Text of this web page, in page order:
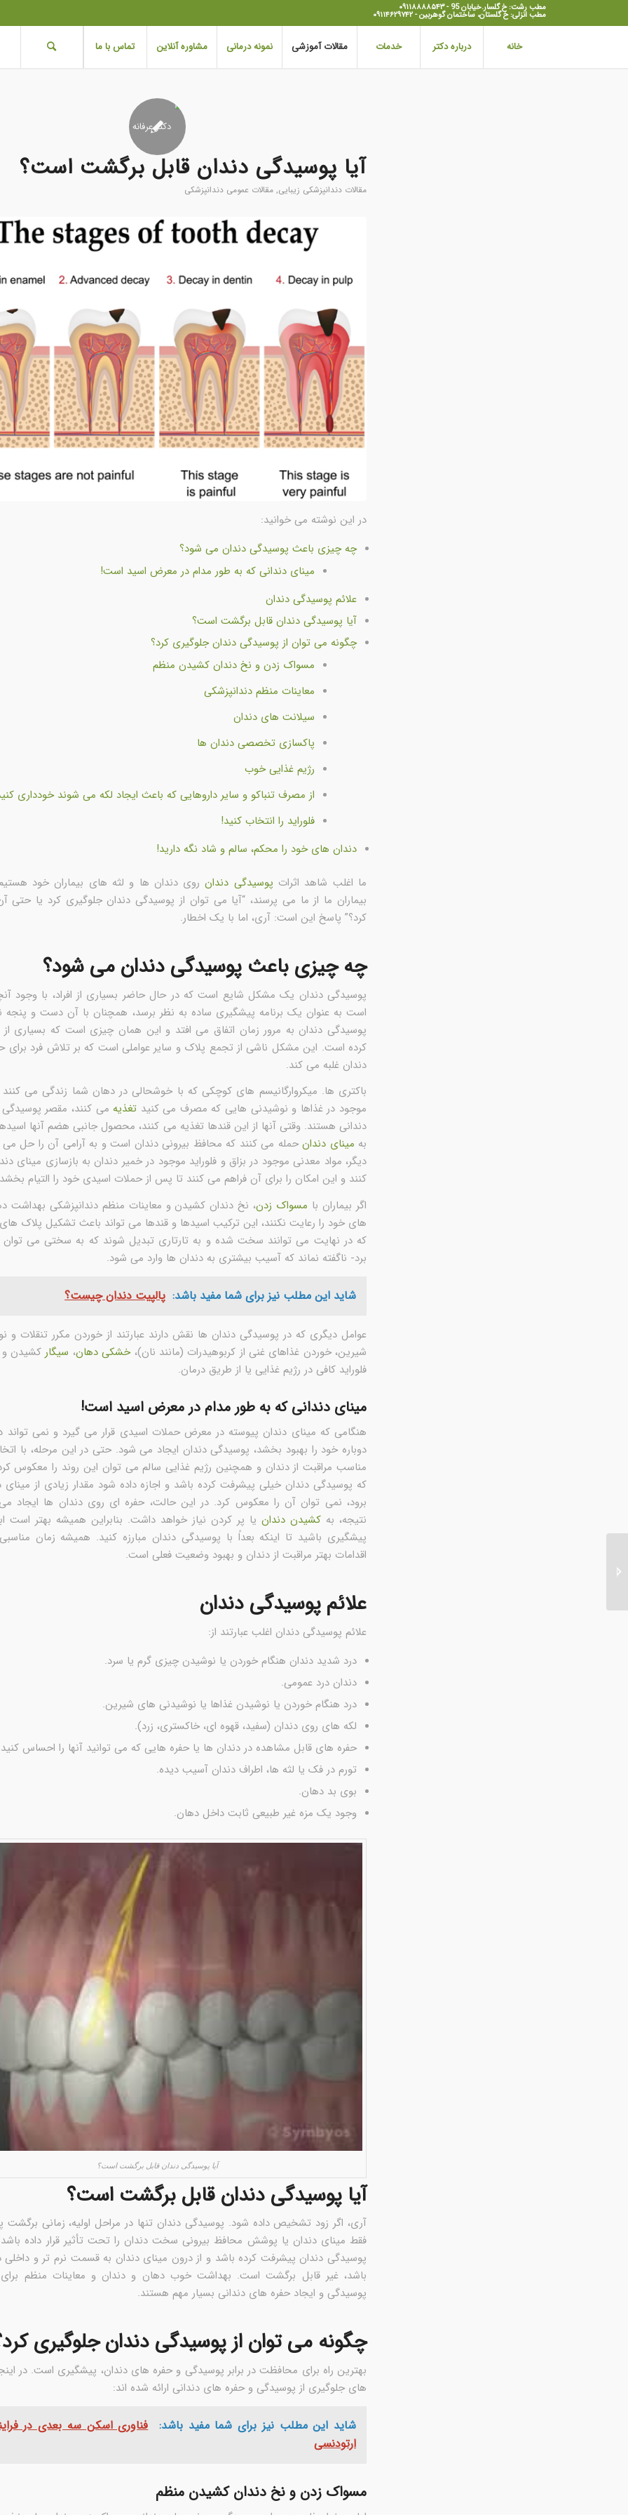
مطب رشت: خ گلسار.خیابان 95 - ۰۹۱۱۸۸۸۸۵۴۳
مطب انزلی: خ گلستان، ساختمان گوهربین - ۰۹۱۱۴۶۲۹۷۴۲
خانه درباره دکتر خدمات مقالات آموزشی نمونه درمانی مشاوره آنلاین تماس با ما
آیا پوسیدگی دندان قابل برگشت است؟
مقالات دندانپزشکی زیبایی, مقالات عمومی دندانپزشکی
در این نوشته می خوانید:
چه چیزی باعث پوسیدگی دندان می شود؟
مینای دندانی که به طور مدام در معرض اسید است!
علائم پوسیدگی دندان
آیا پوسیدگی دندان قابل برگشت است؟
چگونه می توان از پوسیدگی دندان جلوگیری کرد؟
مسواک زدن و نخ دندان کشیدن منظم
معاینات منظم دندانپزشکی
سیلانت های دندان
پاکسازی تخصصی دندان ها
رژیم غذایی خوب
از مصرف تنباکو و سایر داروهایی که باعث ایجاد لکه می شوند خودداری
فلوراید را انتخاب کنید!
دندان های خود را محکم، سالم و شاد نگه دارید!
ما اغلب شاهد اثرات پوسیدگی دندانروی دندان ها و لثه های بیماران خود
بیماران ما از ما می پرسند، “آیا می توان از پوسیدگی دندان جلوگیری کرد یا حتی
کرد؟” پاسخ این است: آری، اما با یک اخطار.
چه چیزی باعث پوسیدگی دندان می شود؟
پوسیدگی دندان یک مشکل شایع است که در حال حاضر بسیاری از افراد، با وجود
است به عنوان یک برنامه پیشگیری ساده به نظر برسد، همچنان با آن دست و پنجه
پوسیدگی دندان به مرور زمان اتفاق می افتد و این همان چیزی است که بسیاری از
کرده است. این مشکل ناشی از تجمع پلاک و سایر عواملی است که بر تلاش فرد
دندان غلبه می کند.
باکتری ها. میکروارگانیسم های کوچکی که با خوشحالی در دهان شما زندگی می کنند
موجود در غذاها و نوشیدنی هایی که مصرف می کنید تغذیه می کنند، مقصر
دندانی هستند. وقتی آنها از این قندها تغذیه می کنند، محصول جانبی هضم آنها
به مینای دندان حمله می کنند که محافظ بیرونی دندان است و به آرامی آن را حل
دیگر، مواد معدنی موجود در بزاق و فلوراید موجود در خمیر دندان به بازسازی مینای
کنند و این امکان را برای آن فراهم می کنند تا پس از حملات اسیدی خود را التیام
اگر بیماران با مسواک زدن، نخ دندان کشیدن و معاینات منظم دندانپزشکی بهداشت
های خود را رعایت نکنند، این ترکیب اسیدها و قندها می تواند باعث تشکیل پلاک
که در نهایت می توانند سخت شده و به تارتاری تبدیل شوند که به سختی می توان
برد- ناگفته نماند که آسیب بیشتری به دندان ها وارد می شود.
شاید این مطلب نیز برای شما مفید باشد: پالپیت دندان چیست؟
عوامل دیگری که در پوسیدگی دندان ها نقش دارند عبارتند از خوردن مکرر تنقلات و
شیرین، خوردن غذاهای غنی از کربوهیدرات (مانند نان)،خشکی دهان، سیگار کشیدن و
فلوراید کافی در رژیم غذایی یا از طریق درمان.
مینای دندانی که به طور مدام در معرض اسید است!
هنگامی که مینای دندان پیوسته در معرض حملات اسیدی قرار می گیرد و نمی تواند
دوباره خود را بهبود بخشد، پوسیدگی دندان ایجاد می شود. حتی در این مرحله، با
مناسب مراقبت از دندان و همچنین رژیم غذایی سالم می توان این روند را معکوس
که پوسیدگی دندان خیلی پیشرفت کرده باشد و اجازه داده شود مقدار زیادی از مینای
برود، نمی توان آن را معکوس کرد. در این حالت، حفره ای روی دندان ها ایجاد
نتیجه، به کشیدن دندان یا پر کردن نیاز خواهد داشت. بنابراین همیشه بهتر است
پیشگیری باشید تا اینکه بعداً با پوسیدگی دندان مبارزه کنید. همیشه زمان
اقدامات بهتر مراقبت از دندان و بهبود وضعیت فعلی است.
علائم پوسیدگی دندان
علائم پوسیدگی دندان اغلب عبارتند از:
درد شدید دندان هنگام خوردن یا نوشیدن چیزی گرم یا سرد.
دندان درد عمومی.
درد هنگام خوردن یا نوشیدن غذاها یا نوشیدنی های شیرین.
لکه های روی دندان (سفید، قهوه ای، خاکستری، زرد).
حفره های قابل مشاهده در دندان ها یا حفره هایی که می توانید آنها را احساس
تورم در فک یا لثه ها، اطراف دندان آسیب دیده.
بوی بد دهان.
وجود یک مزه غیر طبیعی ثابت داخل دهان.
آیا پوسیدگی دندان قابل برگشت است؟
آیا پوسیدگی دندان قابل برگشت است؟
آری، اگر زود تشخیص داده شود. پوسیدگی دندان تنها در مراحل اولیه، زمانی برگشت
فقط مینای دندان یا پوشش محافظ بیرونی سخت دندان را تحت تأثیر قرار داده
پوسیدگی دندان پیشرفت کرده باشد و از درون مینای دندان به قسمت نرم تر و داخلی
باشد، غیر قابل برگشت است. بهداشت خوب دهان و دندان و معاینات منظم برای
پوسیدگی و ایجاد حفره های دندانی بسیار مهم هستند.
چگونه می توان از پوسیدگی دندان جلوگیری
بهترین راه برای محافظت در برابر پوسیدگی و حفره های دندان، پیشگیری است. در
های جلوگیری از پوسیدگی و حفره های دندانی ارائه شده اند:
شاید این مطلب نیز برای شما مفید باشد:
فناوری اسکن سه بعدی در
ارتودنسی
مسواک زدن و نخ دندان کشیدن منظم